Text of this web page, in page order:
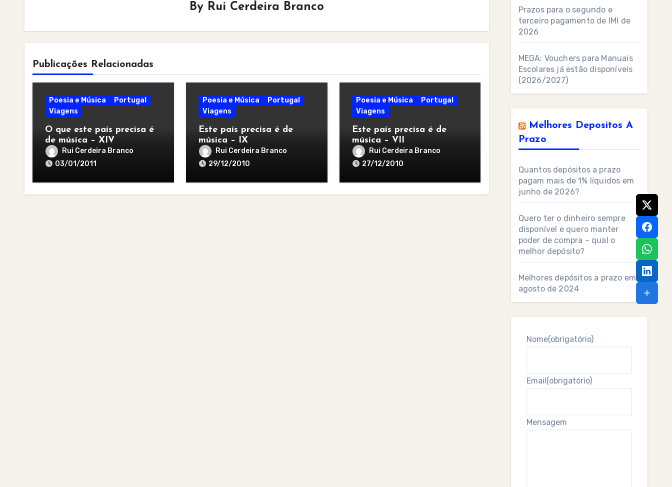
By Rui Cerdeira Branco
Publicações Relacionadas
Poesia e Música
Portugal
Viagens
O que este país precisa é
de música – XIV
Rui Cerdeira Branco
03/01/2011
Poesia e Música
Portugal
Viagens
Este país precisa é de
música – IX
Rui Cerdeira Branco
29/12/2010
Poesia e Música
Portugal
Viagens
Este país precisa é de
música – VII
Rui Cerdeira Branco
27/12/2010
Prazos para o segundo e
terceiro pagamento de IMI de
2026
MEGA: Vouchers para Manuais
Escolares já estão disponíveis
(2026/2027)
Melhores Depositos A
Prazo
Quantos depósitos a prazo
pagam mais de 1% líquidos em
junho de 2026?
Quero ter o dinheiro sempre
disponível e quero manter
poder de compra – qual o
melhor depósito?
Melhores depósitos a prazo em
agosto de 2024
Nome(obrigatório)
Email(obrigatório)
Mensagem